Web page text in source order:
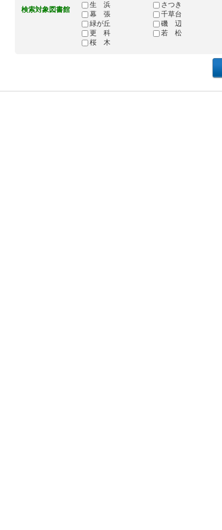
検索対象図書館
生 浜
さつき
幕 張
千草台
緑が丘
磯 辺
更 科
若 松
桜 木